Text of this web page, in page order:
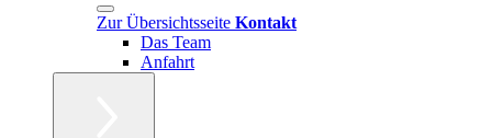
Zur Übersichtsseite Kontakt
Das Team
Anfahrt